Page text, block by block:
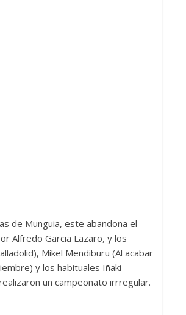
de Munguia, este abandona el
Alfredo Garcia Lazaro, y los
Mikel Mendiburu (Al acabar
y los habituales Iñaki
un campeonato irrregular.